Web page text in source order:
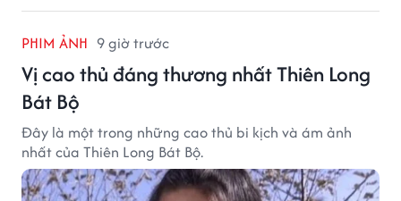
PHIM ẢNH 9 giờ trước
Vị cao thủ đáng thương nhất Thiên Long
Bát Bộ
Đây là một trong những cao thủ bi kịch và ám ảnh
nhất của Thiên Long Bát Bộ.